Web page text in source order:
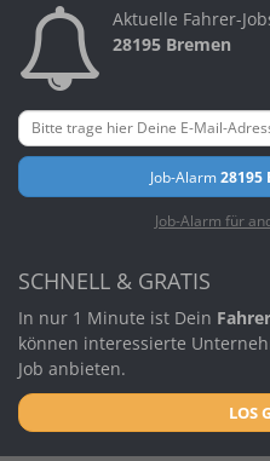
Aktuelle Fahrer-
28195 Bremen
Job-Alarm28195
Job-Alarm für
SCHNELL & GRATIS
In nur 1 Minute ist Dein
können interessierte
Job anbieten.
LOS